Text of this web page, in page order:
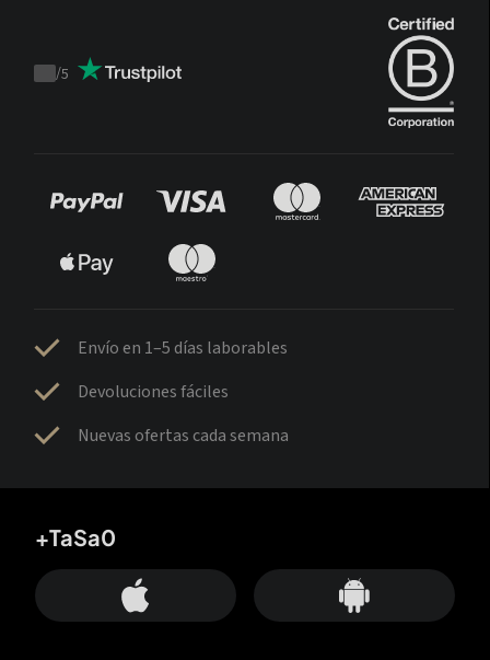
Trustpilot
/5
Envío en 1–5 días laborables
Devoluciones fáciles
Nuevas ofertas cada semana
+TaSa0